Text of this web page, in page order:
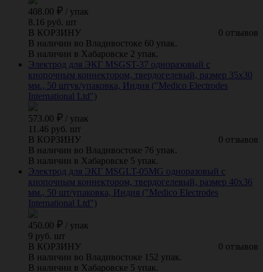
408.00 / упак
8.16 руб. шт
0 отзывов
В КОРЗИНУ
В наличии во Владивостоке 60 упак.
В наличии в Хабаровске 2 упак.
Электрод для ЭКГ MSGST-37 одноразовый с
кнопочным коннектором, твердогелевый, размер 35х30
мм., 50 штук/упаковка, Индия ("Medico Electrodes
International Ltd")
573.00 / упак
11.46 руб. шт
0 отзывов
В КОРЗИНУ
В наличии во Владивостоке 76 упак.
В наличии в Хабаровске 5 упак.
Электрод для ЭКГ MSGLT-05MG одноразовый с
кнопочным коннектором, твердогелевый, размер 40х36
мм., 50 шт/упаковка, Индия ("Medico Electrodes
International Ltd")
450.00 / упак
9 руб. шт
0 отзывов
В КОРЗИНУ
В наличии во Владивостоке 152 упак.
В наличии в Хабаровске 5 упак.